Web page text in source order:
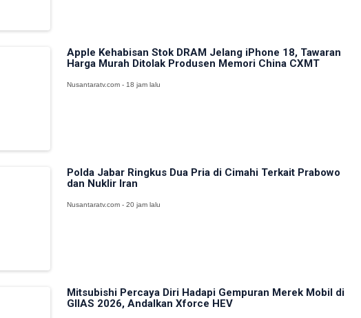
Apple Kehabisan Stok DRAM Jelang iPhone 18, Tawaran
Harga Murah Ditolak Produsen Memori China CXMT
Nusantaratv.com - 18 jam lalu
Polda Jabar Ringkus Dua Pria di Cimahi Terkait Prabowo
dan Nuklir Iran
Nusantaratv.com - 20 jam lalu
Mitsubishi Percaya Diri Hadapi Gempuran Merek Mobil di
GIIAS 2026, Andalkan Xforce HEV